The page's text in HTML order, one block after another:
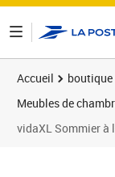
Accueil boutique
Meubles de
vidaXL Sommier à